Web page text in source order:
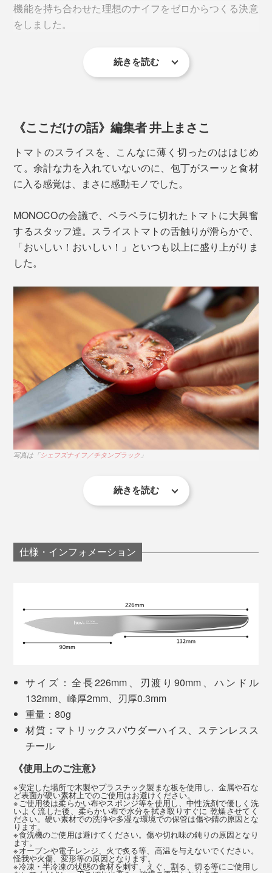
るように設計されていますが、永久ではないため、専用
」での簡単なお手入れが
おすすめ。
シェフズナイフ／チタンブラック 」と「ホーニングロッド」
ホーニングロッドは、エディションナイフの硬さ
（HRC60＋）に合わせてつくられた、粒度1000グリッ
ドのセラミック製シャープナー。使い方は驚くほど手軽
です。
写真は「コンプリートセット／マットシルバー」
白いセラミック部分に、ナイフの刃を12〜15度の角度
前に3〜10回程度（切れ味に合わせて調整）、両面を同
じ回数やさしく引くだけでOK。わずか10秒もかからな
い間に、驚くほど切れ味が蘇るので、メンテナンスもと
ても楽なのです。
機能を持ち合わせた理想のナイフをゼロからつくる決意
をしました。
鋼材開発のプロフェッショナルやプロダクションパート
を開発。
誰の手にも馴染むミニマムなデザインを追求し、エンジ
年間の月日をかけて緻密につくり上げました。
写真は「 コンプリートセット／チタンブラック
その結果、世界トップクラスの英国独立研究機関
『CATRA社』による試験では、世界最高評価基準であ
る［Excellent］を、切れ味は50％超え、耐久性は117％
超えという、驚くべき記録を残しました。
（※テストレファレンス番号：No.SRG/989853A：切れ味性能150/110,刃
先耐久性1171/550）
続きを読む
《ここだけの話》編集者 井上まさこ
トマトのスライスを、こんなに薄く切ったのははじめ
て。余計な力を入れていないのに、包丁がスーッと食材
に入る感覚は、まさに感動モノでした。
MONOCOの会議で、ペラペラに切れたトマトに大興奮
するスタッフ達。スライストマトの舌触りが滑らかで、
「おいしい！おいしい！」といつも以上に盛り上がりま
した。
写真は「シェフズナイフ／チタンブラック 」
「切る」が変わるだけで、料理ってこんなにもモチベー
「食材を切る・刻む」という行為は、集中して無心で取
り組めるから、エネルギーの発散につながり、ある種
刻んだ完成物が目に見えるから、大きな達成感も得られ
て、ストレス解消にもいいのだとか。
続きを読む
仕様・インフォメーション
サイズ：全長226mm、刃渡り90mm、ハンドル
132mm、峰厚2mm、刃厚0.3mm
重量：80g
材質：マトリックスパウダーハイス、ステンレスス
チール
《使用上のご注意》
※安定した場所で木製やプラスチック製まな板を使用し、金属や石な
ど表面が硬い素材上でのご使用はお避けください。
※ご使用後は柔らかい布やスポンジ等を使用し、中性洗剤で優しく洗
いよく流した後、柔らかい布で水分を拭き取りすぐに 乾燥させてく
ださい。硬い素材での洗浄や多湿な環境での保管は傷や錆の原因とな
ります。
※食洗機のご使用は避けてください。傷や切れ味の鈍りの原因となり
ます。
※オーブンや電子レンジ、火で炙る等、高温を与えないでください。
怪我や火傷、変形等の原因となります。
※冷凍・半冷凍の状態の食材を刺す、えぐ、割る、切る等にご使用し